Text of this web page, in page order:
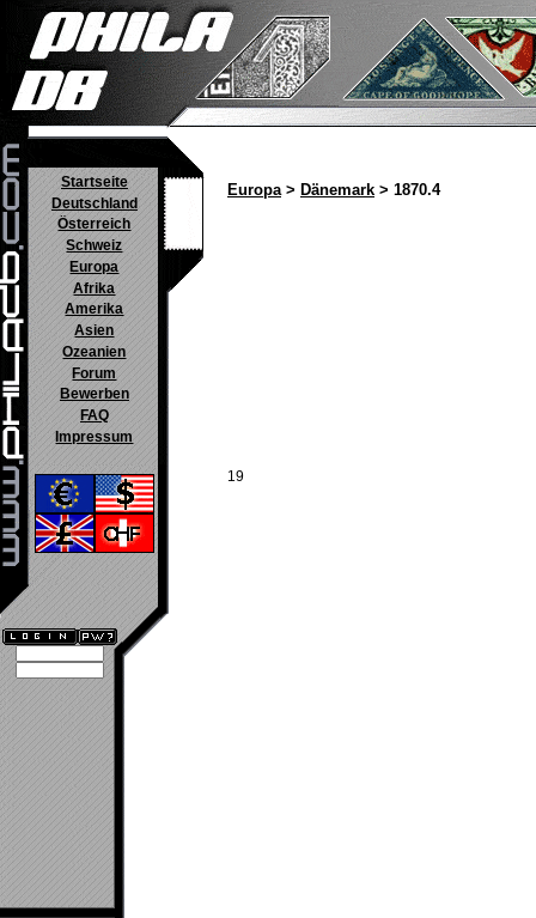
Startseite
Deutschland
Österreich
Schweiz
Europa
Afrika
Amerika
Asien
Ozeanien
Forum
Bewerben
FAQ
Impressum
Europa> Dänemark > 1870.4
19